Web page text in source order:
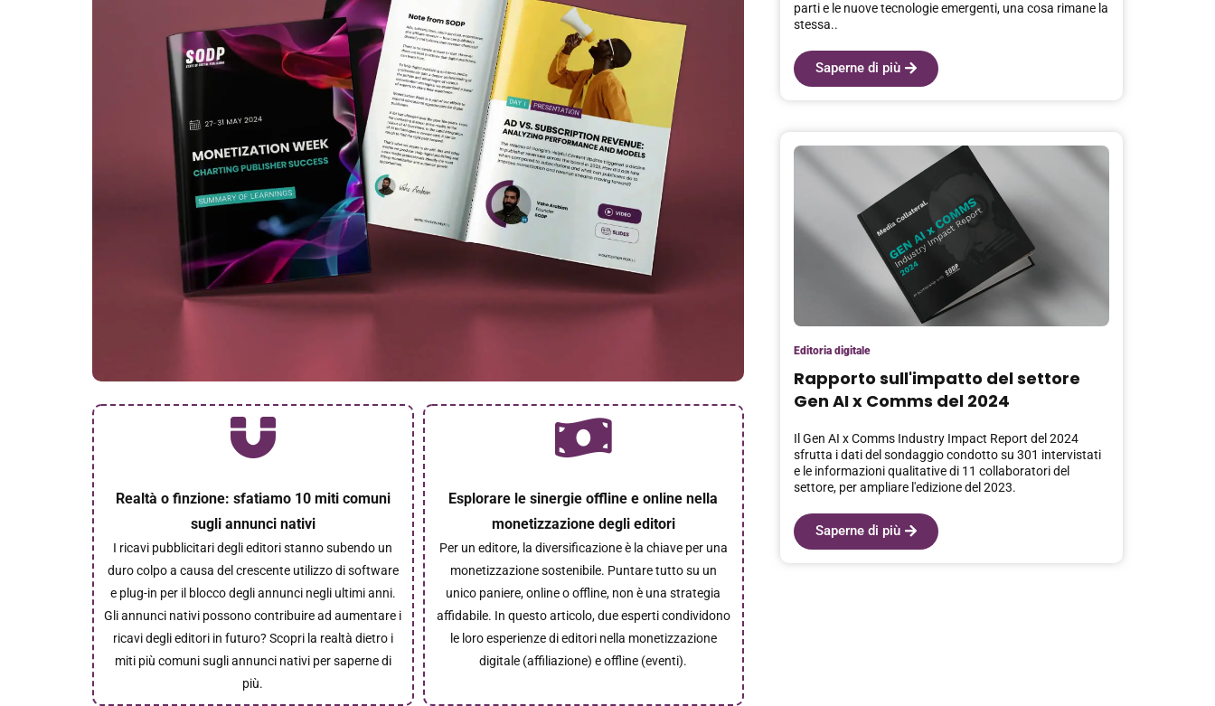
Realtà o finzione: sfatiamo 10 miti comuni
sugli annunci nativi
I ricavi pubblicitari degli editori stanno subendo un
duro colpo a causa del crescente utilizzo di software
e plug-in per il blocco degli annunci negli ultimi anni.
Gli annunci nativi possono contribuire ad aumentare i
ricavi degli editori in futuro? Scopri la realtà dietro i
miti più comuni sugli annunci nativi per saperne di
più.
Esplorare le sinergie offline e online nella
monetizzazione degli editori
Per un editore, la diversificazione è la chiave per una
monetizzazione sostenibile. Puntare tutto su un
unico paniere, online o offline, non è una strategia
affidabile. In questo articolo, due esperti condividono
le loro esperienze di editori nella monetizzazione
digitale (affiliazione) e offline (eventi).
parti e le nuove tecnologie emergenti, una cosa rimane la
stessa..
Saperne di più
Editoria digitale
Rapporto sull'impatto del settore
Gen AI x Comms del 2024
Il Gen AI x Comms Industry Impact Report del 2024
sfrutta i dati del sondaggio condotto su 301 intervistati
e le informazioni qualitative di 11 collaboratori del
settore, per ampliare l'edizione del 2023.
Saperne di più